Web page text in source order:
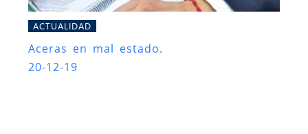
ACTUALIDAD
Aceras en mal estado.
20-12-19